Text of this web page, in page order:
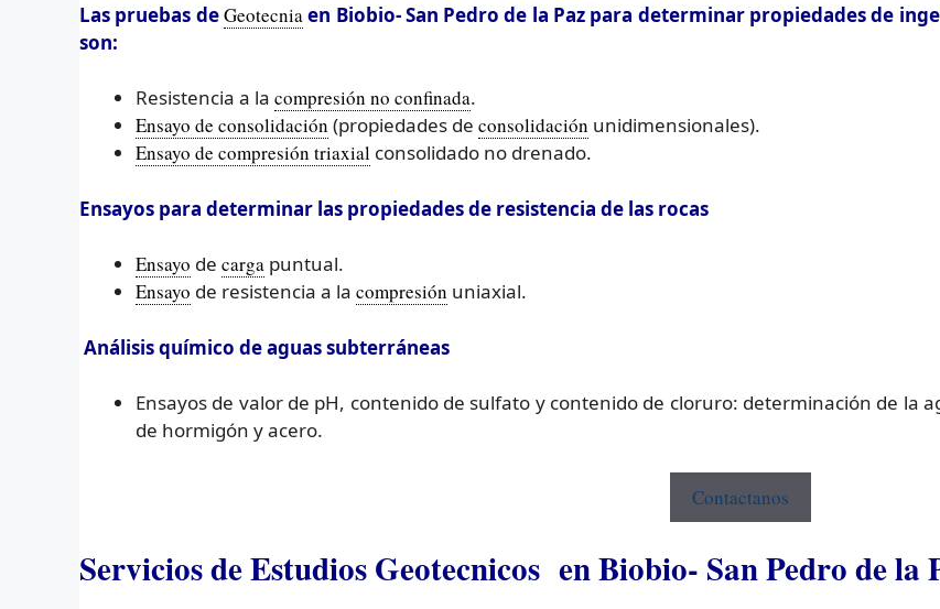
Las pruebas deGeotecnia en Biobio- San Pedro de la Paz para determinar propiedades de
son:
Resistencia a la compresión no confinada.
Ensayo de consolidación (propiedades de consolidación unidimensionales).
Ensayo de compresión triaxial consolidado no drenado.
Ensayos para determinar las propiedades de resistencia de las rocas
Ensayo de carga puntual.
Ensayo de resistencia a la compresión uniaxial.
Análisis químico de aguas subterráneas
Ensayos de valor de pH, contenido de sulfato y contenido de cloruro: determinación de la
de hormigón y acero.
Contactanos
Servicios de Estudios Geotecnicos en Biobio- San Pedro de la